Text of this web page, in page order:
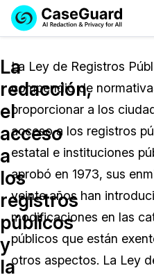
Licencia de
Precios de
Soluciones
Redacción de
Redacción de
Redacción de
Redacción en Bulto
Redacción de
Industrias
Cuerpos Policiales
Transportación
La Atención Médica
Educación
Precios
Recursos
Preguntas
Artículos
Eventos
La
redacción,
el
acceso
a
los
registros
públicos
y
la
La Ley de Registros
compendio de
proporcionar a los
acceso a los registros
estatal e instituciones
aprobó en 1973, sus
veinte años han
modificaciones en las
públicos que están
otros aspectos. La Ley